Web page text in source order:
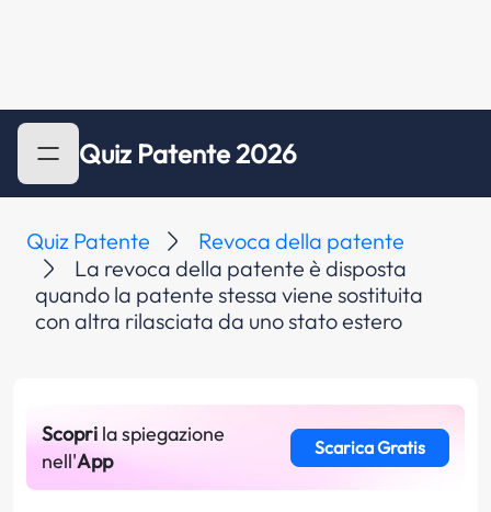
Quiz Patente 2026
Quiz Patente
Revoca della patente
La revoca della patente è disposta
quando la patente stessa viene sostituita
con altra rilasciata da uno stato estero
Scopri la spiegazione
nell'App
Scarica Gratis